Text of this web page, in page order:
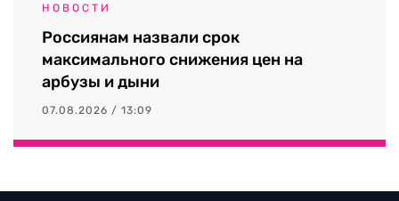
НОВОСТИ
Россиянам назвали срок
максимального снижения цен на
арбузы и дыни
07.08.2026 / 13:09